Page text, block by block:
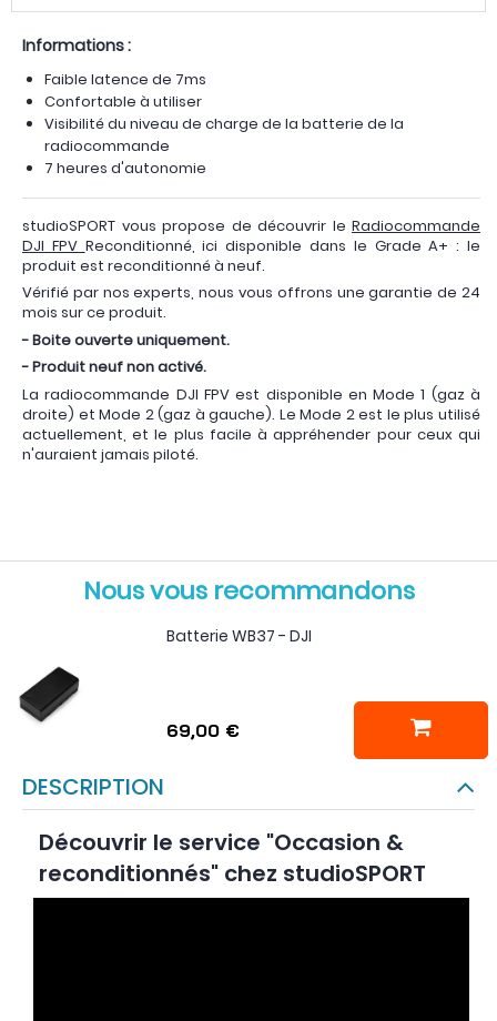
Informations :
Faible latence de 7ms
Confortable à utiliser
Visibilité du niveau de charge de la batterie de la
radiocommande
7 heures d'autonomie
studioSPORT vous propose de découvrir le Radiocommande
DJI FPV Reconditionné, ici disponible dans le Grade A+ : le
produit est reconditionné à neuf.
Vérifié par nos experts, nous vous offrons une garantie de 24
mois sur ce produit.
- Boite ouverte uniquement.
- Produit neuf non activé.
La radiocommande DJI FPV est disponible en Mode 1 (gaz à
droite) et Mode 2 (gaz à gauche). Le Mode 2 est le plus utilisé
actuellement, et le plus facile à appréhender pour ceux qui
n'auraient jamais piloté.
Nous vous recommandons
Batterie WB37 - DJI
69,00 €
DESCRIPTION
Découvrir le service "Occasion &
reconditionnés" chez studioSPORT